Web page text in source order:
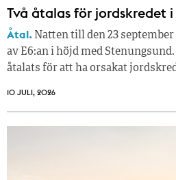
Två åtalas för jordskredet
Åtal. Natten till den 23 september
av E6:an i höjd med
åtalats för att ha orsakat
10 JULI, 2026